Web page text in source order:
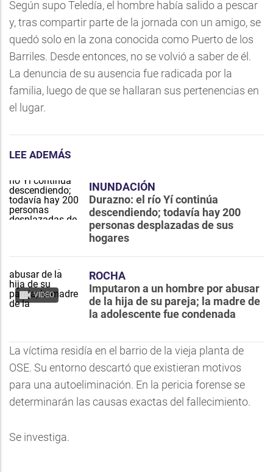
Según supo Teledía, el hombre había salido a pescar
y, tras compartir parte de la jornada con un amigo, se
quedó solo en la zona conocida como Puerto de los
Barriles. Desde entonces, no se volvió a saber de él.
La denuncia de su ausencia fue radicada por la
familia, luego de que se hallaran sus pertenencias en
el lugar.
LEE ADEMÁS
INUNDACIÓN
Durazno: el río Yí continúa
descendiendo; todavía hay 200
personas desplazadas de sus
hogares
VIDEO
ROCHA
Imputaron a un hombre por abusar
de la hija de su pareja; la madre de
la adolescente fue condenada
La víctima residía en el barrio de la vieja planta de
OSE. Su entorno descartó que existieran motivos
para una autoeliminación. En la pericia forense se
determinarán las causas exactas del fallecimiento.
Se investiga.